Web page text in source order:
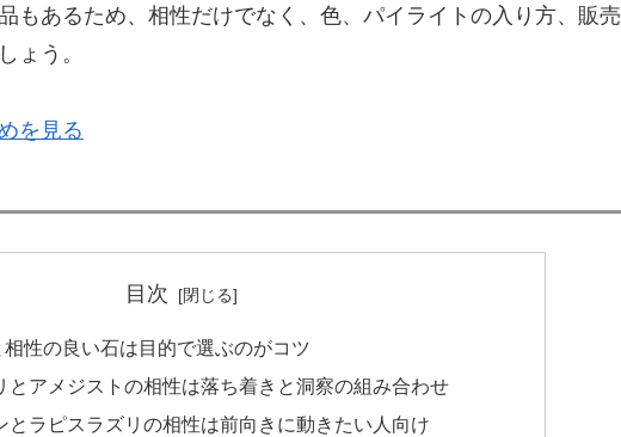
もあるため、相性だけでなく、色、パイライトの入り方、販売
ょう。
を見る
目次
性の良い石は目的で選ぶのがコツ
とアメジストの相性は落ち着きと洞察の組み合わせ
とラピスラズリの相性は前向きに動きたい人向け